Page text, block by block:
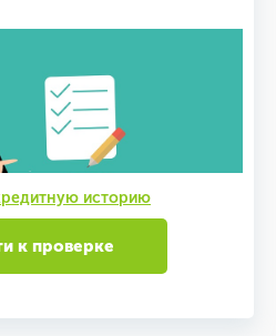
историю
к проверке